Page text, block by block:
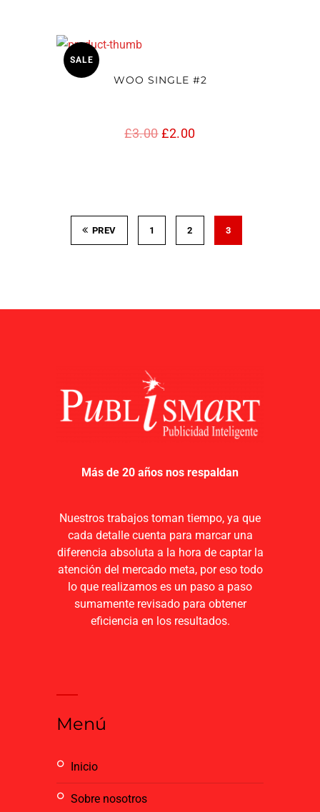
SALE
WOO SINGLE #2
£3.00 El
.
£3.00
£2.00El
.
£2.00
PREV 1 2 3
Más de 20 años nos respaldan
Nuestros trabajos toman tiempo, ya que
cada detalle cuenta para marcar una
diferencia absoluta a la hora de captar la
atención del mercado meta, por eso todo
lo que realizamos es un paso a paso
sumamente revisado para obtener
eficiencia en los resultados.
Menú
inicio
sobre nosotros